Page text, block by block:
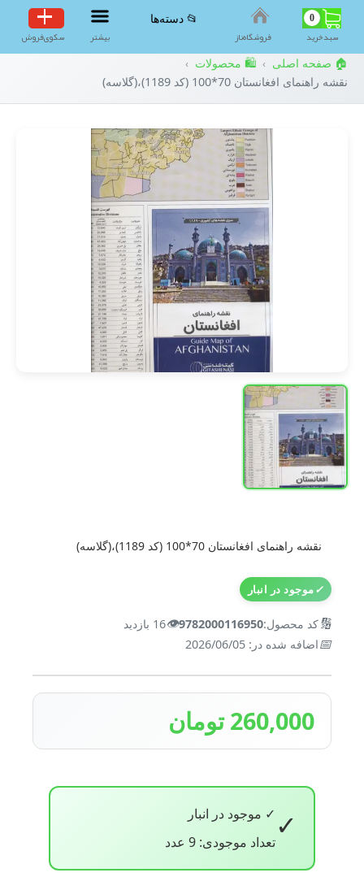
0
سبد‌خرید فروشگاه‌ناز
📂 دسته‌ها
بیشتر سکوی‌فروش
🏠 صفحه اصلی › 🛍️ محصولات ›
نقشه راهنمای افغانستان 70*100 (کد 1189)،(گلاسه)
نقشه راهنمای افغانستان 70*100 (کد 1189)،(گلاسه)
✓موجود در انبار
🔢کد محصول:9782000116950
👁️16 بازدید
📅اضافه شده در: 2026/06/05
260,000 تومان
✓ ✓ موجود در انبار
تعداد موجودی: 9 عدد